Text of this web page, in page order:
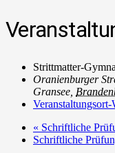
Strittmatter-
Oranienburger
Gransee
Veranstaltungsort-
« Schriftliche
Schriftliche